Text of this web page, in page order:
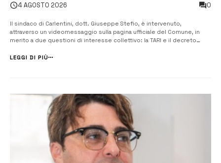
4 AGOSTO 2026 0
Il sindaco di Carlentini, dott. Giuseppe Stefio, è intervenuto,
attraverso un videomessaggio sulla pagina ufficiale del Comune, in
merito a due questioni di interesse collettivo: la TARI e il decreto
adottato il Consiglio Comunale, con cui si è determinata una riduzione
LEGGI DI PIÙ